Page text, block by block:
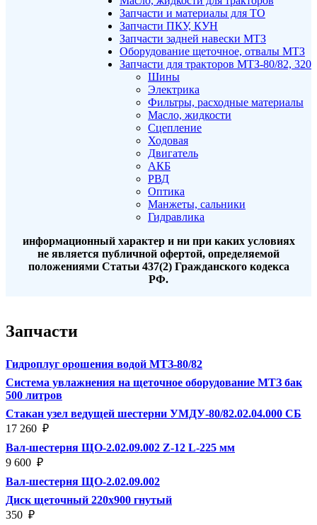
Запчасти и материалы для ТО
Запчасти ПКУ, КУН
Запчасти задней навески МТЗ
Оборудование щеточное, отвалы МТЗ
Запчасти для тракторов МТЗ-80/82, 320
Шины
Электрика
Фильтры, расходные материалы
Масло, жидкости
Сцепление
Ходовая
Двигатель
АКБ
РВД
Оптика
Манжеты, сальники
Гидравлика
информационный характер и ни при каких условиях
не является публичной офертой, определяемой
положениями Статьи 437(2) Гражданского кодекса
РФ.
Запчасти
Гидроплуг орошения водой МТЗ-80/82
Система увлажнения на щеточное оборудование МТЗ бак
500 литров
Стакан узел ведущей шестерни УМДУ-80/82.02.04.000 СБ
17 260 ₽
Вал-шестерня ЩО-2.02.09.002 Z-12 L-225 мм
9 600 ₽
Вал-шестерня ЩО-2.02.09.002
Диск щеточный 220х900 гнутый
350 ₽